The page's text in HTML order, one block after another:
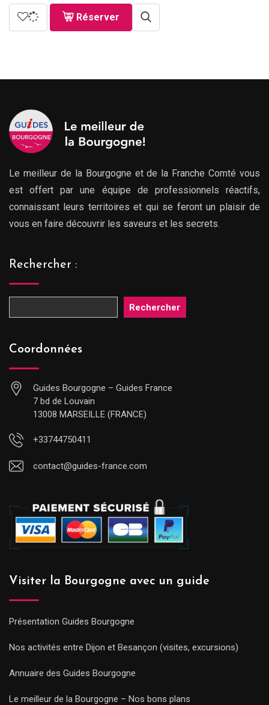
Réserver
Le meilleur de la Bourgogne et de la Franche Comté vous
est offert par une équipe de professionnels réactifs,
connaissant leurs territoires et qui se feront un plaisir de
vous en faire découvrir les saveurs et les secrets.
Rechercher :
Rechercher
Coordonnées
Guides Bourgogne – Guides France
7 bd de Louvain
13008 MARSEILLE (FRANCE)
+33744750411
contact@guides-france.com
Visiter la Bourgogne avec un guide
Présentation Guides Bourgogne
Nos activités entre Dijon et Besançon (visites, excursions)
Annuaire des Guides Bourgogne
Le meilleur de la Bourgogne – Nos bons plans